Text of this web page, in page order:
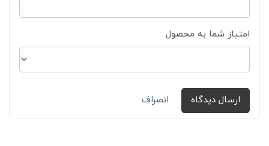
امتیاز شما به محصول
ارسال دیدگاه انصراف